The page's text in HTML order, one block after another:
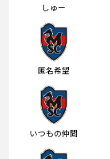
しゅー
匿名希望
いつもの仲間